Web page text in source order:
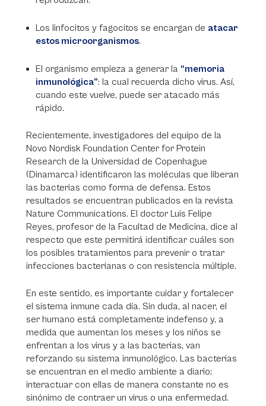
Los linfocitos y fagocitos se encargan de atacar
estos microorganismos.
El organismo empieza a generar la “memoria
inmunológica”: la cual recuerda dicho virus. Así,
cuando este vuelve, puede ser atacado más
rápido.
Recientemente, investigadores del equipo de la
Novo Nordisk Foundation Center for Protein
Research de la Universidad de Copenhague
(Dinamarca) identificaron las moléculas que liberan
las bacterias como forma de defensa. Estos
resultados se encuentran publicados en la revista
Nature Communications. El doctor Luis Felipe
Reyes, profesor de la Facultad de Medicina, dice al
respecto que este permitirá identificar cuáles son
los posibles tratamientos para prevenir o tratar
infecciones bacterianas o con resistencia múltiple.
En este sentido, es importante cuidar y fortalecer
el sistema inmune cada día. Sin duda, al nacer, el
ser humano está completamente indefenso y, a
medida que aumentan los meses y los niños se
enfrentan a los virus y a las bacterias, van
reforzando su sistema inmunológico. Las bacterias
se encuentran en el medio ambiente a diario;
interactuar con ellas de manera constante no es
sinónimo de contraer un virus o una enfermedad.